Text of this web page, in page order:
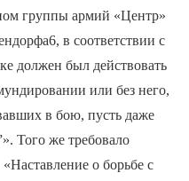
группы армий «Центр»
в соответствии с
должен был действовать
или без него,
в бою, пусть даже
Того же требовало
о борьбе с